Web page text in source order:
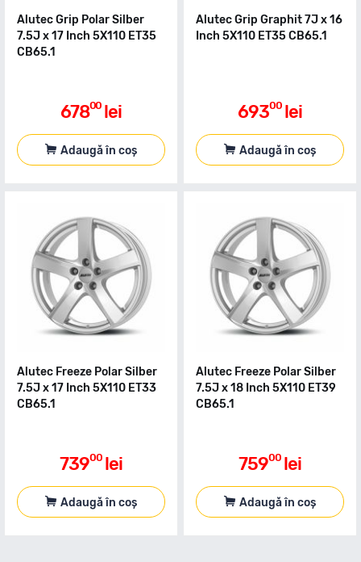
Alutec Grip Polar Silber
7.5J x 17 Inch 5X110 ET35
CB65.1
67800 lei
Adaugă în coș
Alutec Grip Graphit 7J x 16
Inch 5X110 ET35 CB65.1
69300 lei
Adaugă în coș
Alutec Freeze Polar Silber
7.5J x 17 Inch 5X110 ET33
CB65.1
73900 lei
Adaugă în coș
Alutec Freeze Polar Silber
7.5J x 18 Inch 5X110 ET39
CB65.1
75900 lei
Adaugă în coș